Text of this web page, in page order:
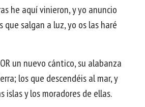
he aquí vinieron, y yo anuncio
que salgan a luz, yo os las haré
un nuevo cántico, su alabanza
los que descendéis al mar, y
islas y los moradores de ellas.